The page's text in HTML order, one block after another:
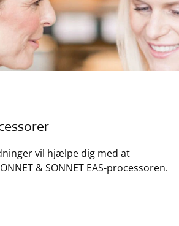
vil hjælpe dig med at
& SONNET EAS-processoren.